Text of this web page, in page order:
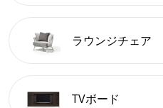
ラウンジチェア
TVボード